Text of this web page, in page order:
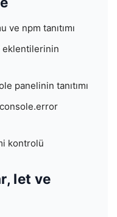
ve npm tanıtımı
eklentilerinin
panelinin tanıtımı
kontrolü
let ve